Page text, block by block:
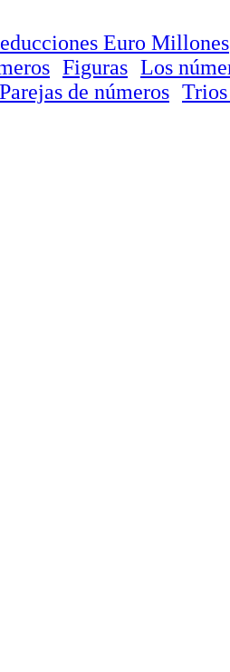
Euro Millones
Figuras Los
Parejas de números